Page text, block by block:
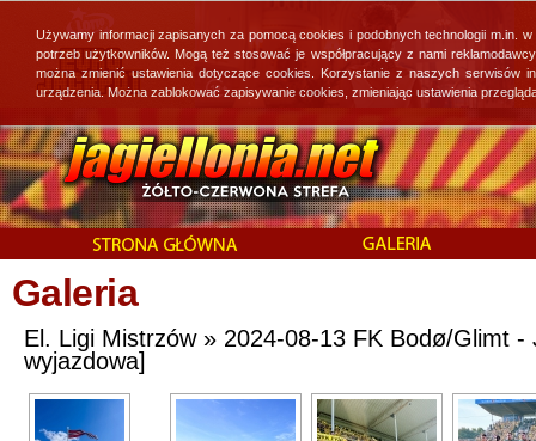
Galeria
El. Ligi Mistrzów » 2024-08-13 FK Bodø/Glimt -
wyjazdowa]
Używamy informacji zapisanych za pomocą cookies i podobnych technologii
potrzeb użytkowników. Mogą też stosować je współpracujący z nami
można zmienić ustawienia dotyczące cookies. Korzystanie z naszych
urządzenia. Można zablokować zapisywanie cookies, zmieniając ustawienia